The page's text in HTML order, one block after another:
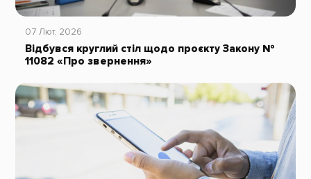
07 Лют, 2026
Відбувся круглий стіл щодо проєкту Закону №
11082 «Про звернення»